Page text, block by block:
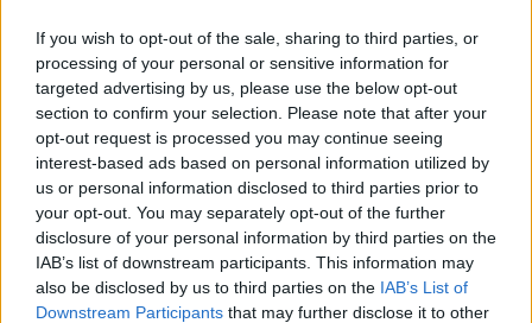
If you wish to opt-out of the sale, sharing to third parties, or
processing of your personal or sensitive information for
targeted advertising by us, please use the below opt-out
section to confirm your selection. Please note that after your
opt-out request is processed you may continue seeing
interest-based ads based on personal information utilized by
us or personal information disclosed to third parties prior to
your opt-out. You may separately opt-out of the further
disclosure of your personal information by third parties on the
IAB’s list of downstream participants. This information may
also be disclosed by us to third parties on the IAB’s List of
Downstream Participants that may further disclose it to other
obdivovatelia chceli potešiť svoju milovanú princeznú, a
tak jej kupóny poslali čoraz viac poštou. Takéto činy boli
považované za nezákonné, preto Elizabeth poslala
kupóny späť s poznámkou.
Napriek tomu, že Elizabethine šaty boli úsporné,
vyzeralo to úžasne. Hovorí sa, že návrhár oblečenia
Normen Hertnell bol počas jej tvorby inšpirovaný
renesančnou érou.
e
a
r
c
h
f
o
r
: